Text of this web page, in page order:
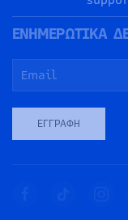
ΕΝΗΜΕΡΩΤΙΚΑ
ΕΓΓΡΑΦΉ